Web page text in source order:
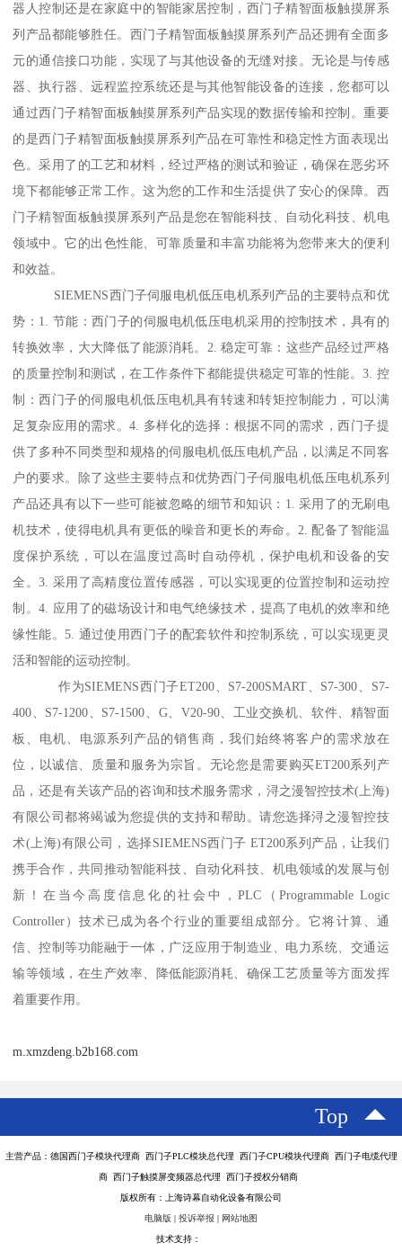
器人控制还是在家庭中的智能家居控制，西门子精智面板触摸屏系
列产品都能够胜任。西门子精智面板触摸屏系列产品还拥有全面多
元的通信接口功能，实现了与其他设备的无缝对接。无论是与传感
器、执行器、远程监控系统还是与其他智能设备的连接，您都可以
通过西门子精智面板触摸屏系列产品实现的数据传输和控制。重要
的是西门子精智面板触摸屏系列产品在可靠性和稳定性方面表现出
色。采用了的工艺和材料，经过严格的测试和验证，确保在恶劣环
境下都能够正常工作。这为您的工作和生活提供了安心的保障。西
门子精智面板触摸屏系列产品是您在智能科技、自动化科技、机电
领域中。它的出色性能、可靠质量和丰富功能将为您带来大的便利
和效益。
SIEMENS西门子伺服电机低压电机系列产品的主要特点和优
势：1. 节能：西门子的伺服电机低压电机采用的控制技术，具有的
转换效率，大大降低了能源消耗。2. 稳定可靠：这些产品经过严格
的质量控制和测试，在工作条件下都能提供稳定可靠的性能。3. 控
制：西门子的伺服电机低压电机具有转速和转矩控制能力，可以满
足复杂应用的需求。4. 多样化的选择：根据不同的需求，西门子提
供了多种不同类型和规格的伺服电机低压电机产品，以满足不同客
户的要求。除了这些主要特点和优势西门子伺服电机低压电机系列
产品还具有以下一些可能被忽略的细节和知识：1. 采用了的无刷电
机技术，使得电机具有更低的噪音和更长的寿命。2. 配备了智能温
度保护系统，可以在温度过高时自动停机，保护电机和设备的安
全。3. 采用了高精度位置传感器，可以实现更的位置控制和运动控
制。4. 应用了的磁场设计和电气绝缘技术，提髙了电机的效率和绝
缘性能。5. 通过使用西门子的配套软件和控制系统，可以实现更灵
活和智能的运动控制。
作为SIEMENS西门子ET200、S7-200SMART、S7-300、S7-
400、S7-1200、S7-1500、G、V20-90、工业交换机、软件、精智面
板、电机、电源系列产品的销售商，我们始终将客户的需求放在
位，以诚信、质量和服务为宗旨。无论您是需要购买ET200系列产
品，还是有关该产品的咨询和技术服务需求，浔之漫智控技术(上海)
有限公司都将竭诚为您提供的支持和帮助。请您选择浔之漫智控技
术(上海)有限公司，选择SIEMENS西门子 ET200系列产品，让我们
携手合作，共同推动智能科技、自动化科技、机电领域的发展与创
新！在当今高度信息化的社会中，PLC（Programmable Logic
Controller）技术已成为各个行业的重要组成部分。它将计算、通
信、控制等功能融于一体，广泛应用于制造业、电力系统、交通运
输等领域，在生产效率、降低能源消耗、确保工艺质量等方面发挥
着重要作用。
m.xmzdeng.b2b168.com
Top
主营产品：德国西门子模块代理商 西门子PLC模块总代理 西门子CPU模块代理商 西门子电缆代理
商 西门子触摸屏变频器总代理 西门子授权分销商
版权所有：上海诗幕自动化设备有限公司
电脑版 | 投诉举报 | 网站地图
技术支持：